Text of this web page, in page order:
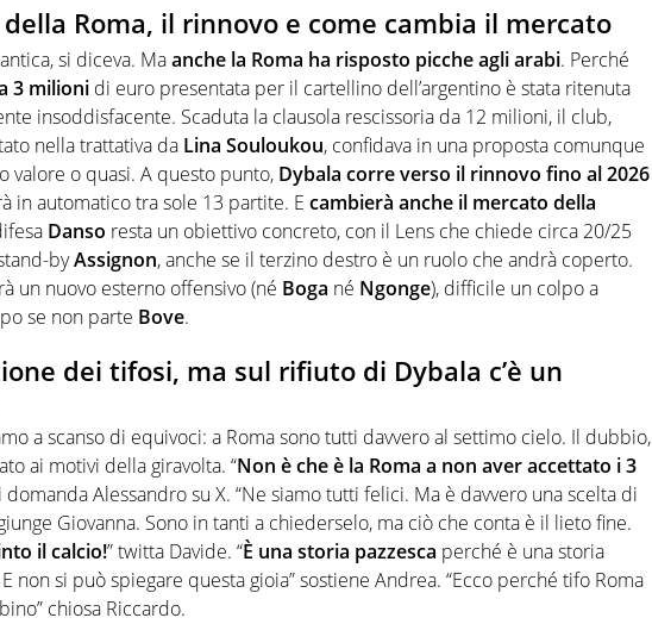
Roma, il rinnovo e come cambia il mercato
si diceva. Maanche la Roma ha risposto picche agli arabi. Perché
3 milioni di euro presentata per il cartellino dell’argentino è stata ritenuta
insoddisfacente. Scaduta la clausola rescissoria da 12 milioni, il club,
nella trattativa da Lina Souloukou, confidava in una proposta comunque
valore o quasi. A questo punto, Dybala corre verso il rinnovo fino al 2026
in automatico tra sole 13 partite. E cambierà anche il mercato della
Danso resta un obiettivo concreto, con il Lens che chiede circa 20/25
byAssignon, anche se il terzino destro è un ruolo che andrà coperto.
un nuovo esterno offensivo (né Boga né Ngonge), difficile un colpo a
se non parte Bove.
dei tifosi, ma sul rifiuto di Dybala c’è un
a scanso di equivoci: a Roma sono tutti davvero al settimo cielo. Il dubbio,
ai motivi della giravolta. “Non è che è la Roma a non aver accettato i 3
domanda Alessandro su X. “Ne siamo tutti felici. Ma è davvero una scelta di
Giovanna. Sono in tanti a chiederselo, ma ciò che conta è il lieto fine.
il calcio!” twitta Davide. “È una storia pazzesca perché è una storia
non si può spiegare questa gioia” sostiene Andrea. “Ecco perché tifo Roma
chiosa Riccardo.